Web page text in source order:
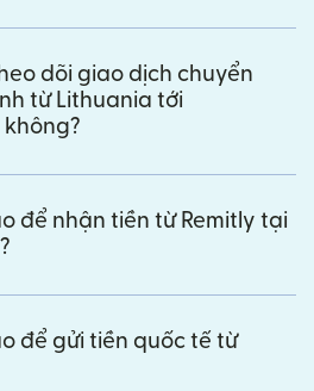
dõi giao dịch chuyển
từ Lithuania tới
để nhận tiền từ Remitly tại
để gửi tiền quốc tế từ